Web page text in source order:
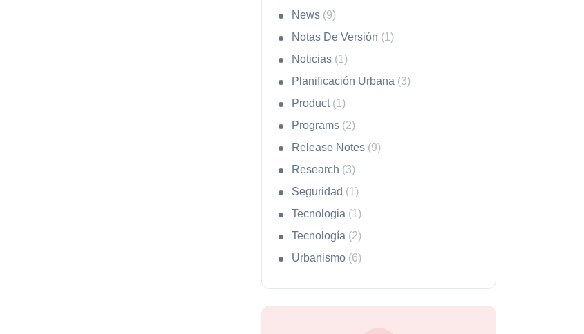
News (9)
Notas De Versión (1)
Noticias (1)
Planificación Urbana (3)
Product (1)
Programs (2)
Release Notes (9)
Research (3)
Seguridad (1)
Tecnologia (1)
Tecnología (2)
Urbanismo (6)